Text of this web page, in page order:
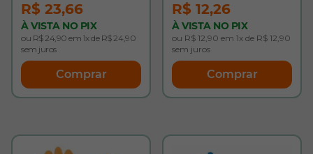
R$ 23,66
À VISTA NO PIX
ou R$ 24,90 em 1x de R$ 24,90
sem juros
Comprar
R$ 12,26
À VISTA NO PIX
ou R$ 12,90 em 1x de R$ 12,90
sem juros
Comprar